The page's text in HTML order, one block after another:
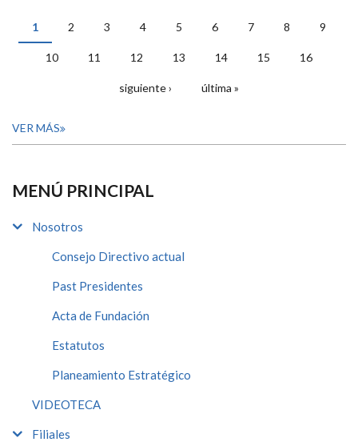
PÁGINAS
1 2 3 4 5 6 7 8 9
10 11 12 13 14 15 16
siguiente › última »
VER MÁS
MENÚ PRINCIPAL
Nosotros
Consejo Directivo actual
Past Presidentes
Acta de Fundación
Estatutos
Planeamiento Estratégico
VIDEOTECA
Filiales